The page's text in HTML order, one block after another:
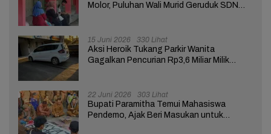
Molor, Puluhan Wali Murid Geruduk SDN
15 Juni 2026 330 Lihat
Aksi Heroik Tukang Parkir Wanita
Gagalkan Pencurian Rp3,6 Miliar Milik
22 Juni 2026 303 Lihat
Bupati Paramitha Temui Mahasiswa
Pendemo, Ajak Beri Masukan untuk